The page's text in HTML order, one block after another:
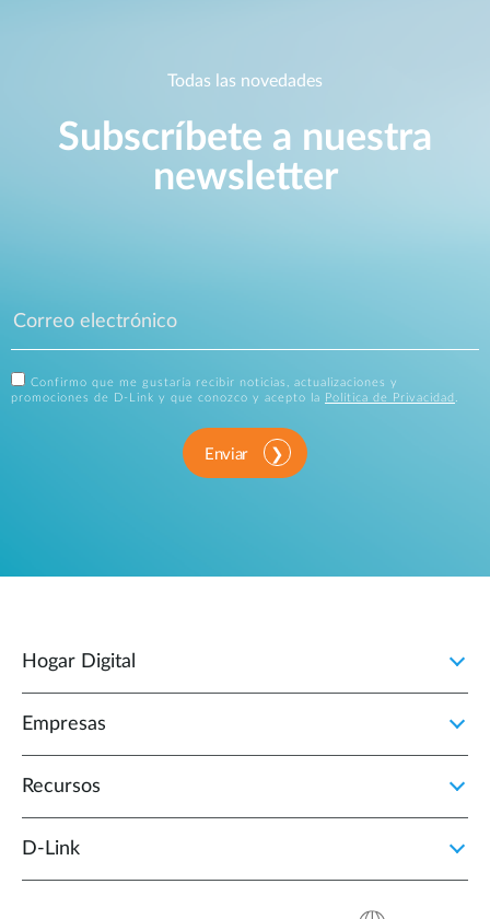
Todas las novedades
Subscríbete a nuestra
newsletter
Confirmo que me gustaría recibir noticias, actualizaciones y
promociones de D-Link y que conozco y acepto la
Política de Privacidad
Enviar
Hogar Digital
Empresas
Recursos
D‑Link